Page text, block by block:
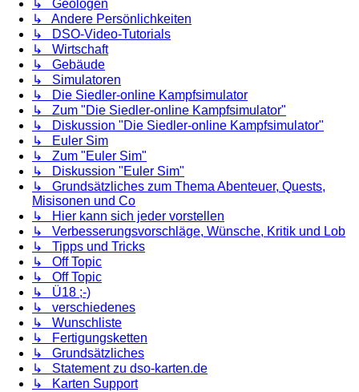
↳ Geologen
↳ Andere Persönlichkeiten
↳ DSO-Video-Tutorials
↳ Wirtschaft
↳ Gebäude
↳ Simulatoren
↳ Die Siedler-online Kampfsimulator
↳ Zum "Die Siedler-online Kampfsimulator"
↳ Diskussion "Die Siedler-online Kampfsimulator"
↳ Euler Sim
↳ Zum "Euler Sim"
↳ Diskussion "Euler Sim"
↳ Grundsätzliches zum Thema Abenteuer, Quests,
Misisonen und Co
↳ Hier kann sich jeder vorstellen
↳ Verbesserungsvorschläge, Wünsche, Kritik und Lob
↳ Tipps und Tricks
↳ Off Topic
↳ Off Topic
↳ Ü18 ;-)
↳ verschiedenes
↳ Wunschliste
↳ Fertigungsketten
↳ Grundsätzliches
↳ Statement zu dso-karten.de
↳ Karten Support